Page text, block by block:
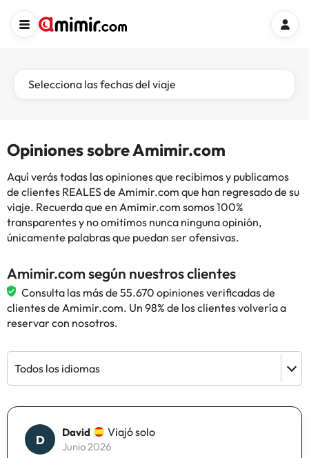
Selecciona las fechas del viaje
Opiniones sobre Amimir.com
Aquí verás todas las opiniones que recibimos y publicamos
de clientes REALES de Amimir.com que han regresado de su
viaje. Recuerda que en Amimir.com somos 100%
transparentes y no omitimos nunca ninguna opinión,
únicamente palabras que puedan ser ofensivas.
Amimir.com según nuestros clientes
Consulta las más de 55.670 opiniones verificadas de
clientes de Amimir.com. Un 98% de los clientes volvería a
reservar con nosotros.